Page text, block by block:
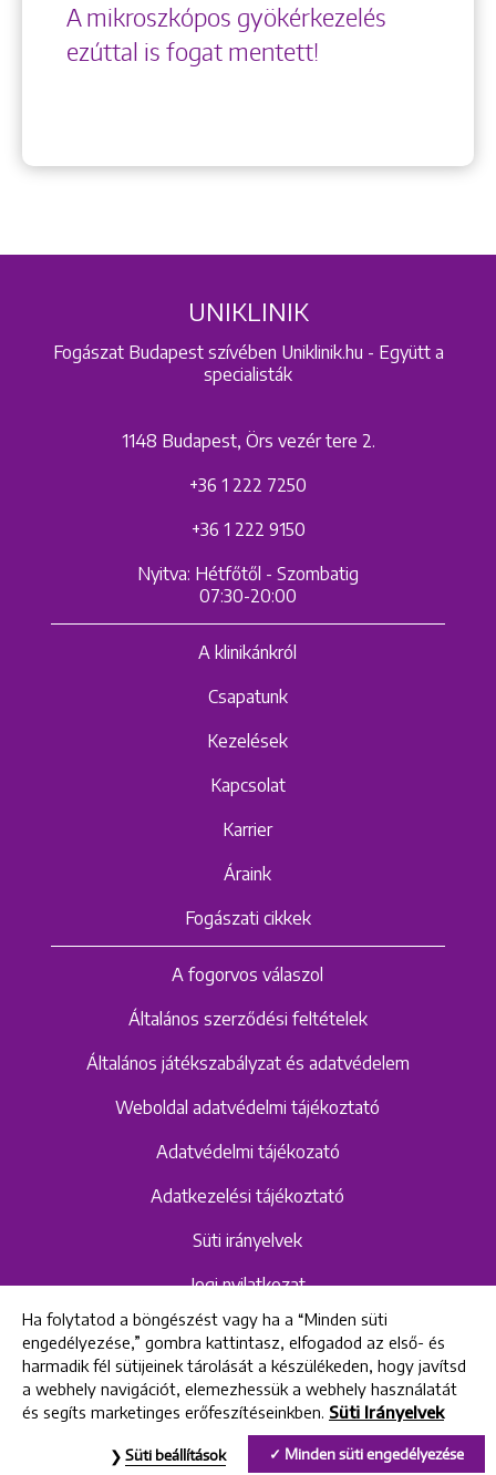
A mikroszkópos gyökérkezelés
ezúttal is fogat mentett!
UNIKLINIK
Fogászat Budapest szívében Uniklinik.hu - Együtt a
specialisták
1148 Budapest, Örs vezér tere 2.
+36 1 222 7250
+36 1 222 9150
Nyitva: Hétfőtől - Szombatig
07:30-20:00
A klinikánkról
Csapatunk
Kezelések
Kapcsolat
Karrier
Áraink
Fogászati cikkek
A fogorvos válaszol
Általános szerződési feltételek
Általános játékszabályzat és adatvédelem
Weboldal adatvédelmi tájékoztató
Adatvédelmi tájékozató
Adatkezelési tájékoztató
Süti irányelvek
Jogi nyilatkozat
Hangrögzítéshez kapcsolódó adatvédelmi
szabályzat és tájékoztató
Uniklinik Fogászati és Implantációs Központ
Ha folytatod a böngészést vagy ha a “Minden süti
engedélyezése,” gombra kattintasz, elfogadod az első- és
harmadik fél sütijeinek tárolását a készülékeden, hogy javítsd
a webhely navigációt, elemezhessük a webhely használatát
és segíts marketinges erőfeszítéseinkben. Süti Irányelvek
Minden süti engedélyezése
Süti beállítások